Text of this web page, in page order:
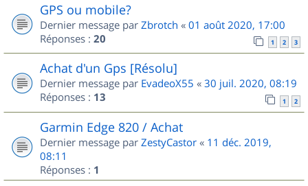
GPS ou mobile?
Dernier message par Zbrotch « 01 août 2020, 17:00
Réponses : 20 1 2 3
Achat d'un Gps [Résolu]
Dernier message par EvadeoX55 « 30 juil. 2020, 08:19
Réponses : 13 1 2
Garmin Edge 820 / Achat
Dernier message par ZestyCastor « 11 déc. 2019,
08:11
Réponses : 1